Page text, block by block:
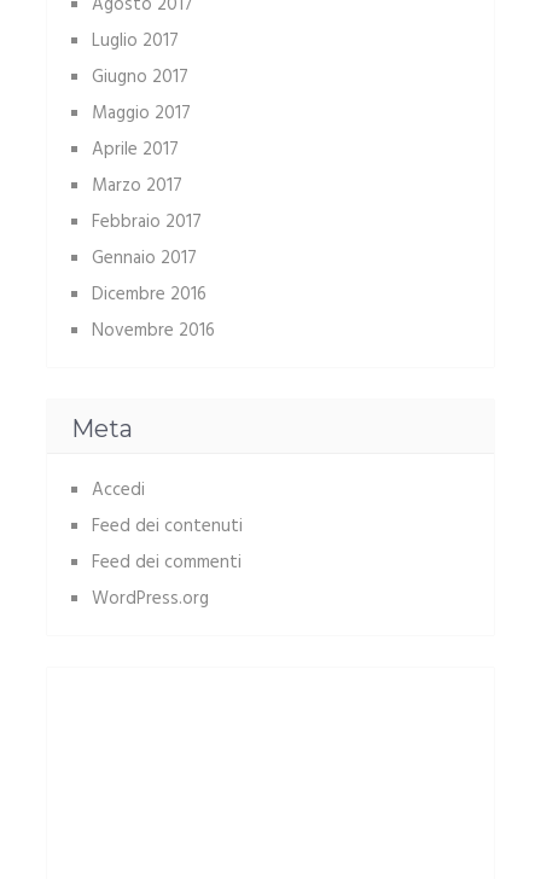
Luglio 2017
Giugno 2017
Maggio 2017
Aprile 2017
Marzo 2017
Febbraio 2017
Gennaio 2017
Dicembre 2016
Novembre 2016
Meta
Accedi
Feed dei contenuti
Feed dei commenti
WordPress.org